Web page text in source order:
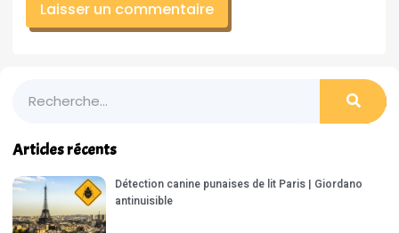
Articles récents
Détection canine punaises de lit Paris | Giordano
antinuisible